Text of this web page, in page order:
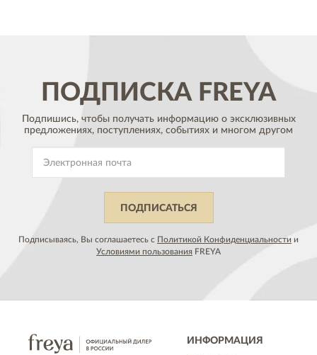
ПОДПИСКА FREYA
Подпишись, чтобы получать информацию о эксклюзивных
предложениях, поступлениях, событиях и многом другом
ПОДПИСАТЬСЯ
Подписываясь, Вы соглашаетесь с Политикой Конфиденциальности и
Условиями пользования FREYA
ИНФОРМАЦИЯ